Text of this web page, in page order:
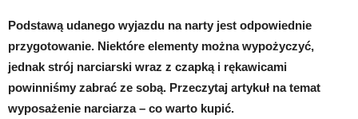
Podstawą udanego wyjazdu na narty jest odpowiednie
przygotowanie. Niektóre elementy można wypożyczyć,
jednak strój narciarski wraz z czapką i rękawicami
powinniśmy zabrać ze sobą. Przeczytaj artykuł na temat
wyposażenie narciarza – co warto kupić.